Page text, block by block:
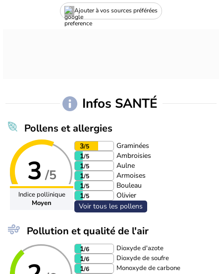
Ajouter à vos sources préférées
Infos SANTÉ
Pollens et allergies
3 /5
Indice pollinique
Moyen
3/5
Graminées
1/5
Ambroisies
1/5
Aulne
1/5
Armoises
1/5
Bouleau
1/5
Olivier
Voir tous les pollens
Pollution et qualité de l'air
1/6 Dioxyde d'azote
1/6 Dioxyde de soufre
1/6 Monoxyde de carbone